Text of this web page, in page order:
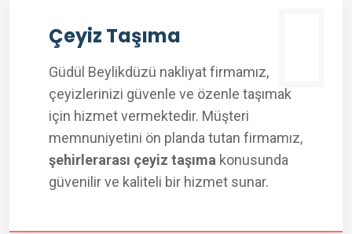
Çeyiz Taşıma
Güdül Beylikdüzü nakliyat firmamız,
çeyizlerinizi güvenle ve özenle taşımak
için hizmet vermektedir. Müşteri
memnuniyetini ön planda tutan firmamız,
şehirlerarası çeyiz taşıma konusunda
güvenilir ve kaliteli bir hizmet sunar.